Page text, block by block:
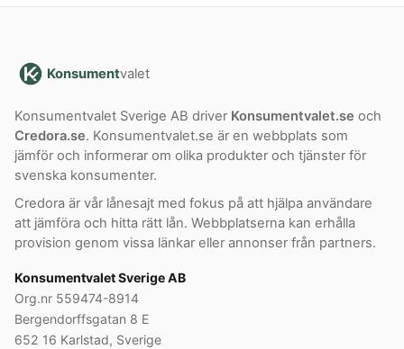
Konsumentvalet
Konsumentvalet Sverige AB driver Konsumentvalet.se och
Credora.se. Konsumentvalet.se är en webbplats som
jämför och informerar om olika produkter och tjänster för
svenska konsumenter.
Credora är vår lånesajt med fokus på att hjälpa användare
att jämföra och hitta rätt lån. Webbplatserna kan erhålla
provision genom vissa länkar eller annonser från partners.
Konsumentvalet Sverige AB
Org.nr 559474-8914
Bergendorffsgatan 8 E
652 16 Karlstad, Sverige